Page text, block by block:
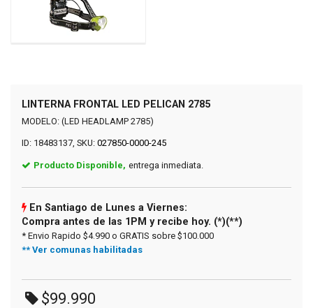
LINTERNA FRONTAL LED PELICAN 2785
MODELO: (LED HEADLAMP 2785)
ID: 18483137, SKU: 027850-0000-245
Producto Disponible, entrega inmediata.
En Santiago de Lunes a Viernes:
Compra antes de las 1PM y recibe hoy. (*)(**)
* Envio Rapido $4.990 o GRATIS sobre $100.000
** Ver comunas habilitadas
$99.990